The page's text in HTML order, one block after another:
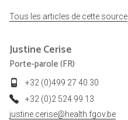
Tous les articles de cette source
JustineCerise
Porte-parole (FR)
+32 (0)499 27 40 30
+32 (0)2 524 99 13
justine.cerise@health.fgov.be